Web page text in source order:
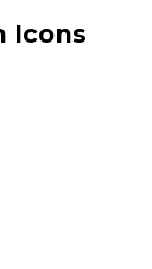
Icons